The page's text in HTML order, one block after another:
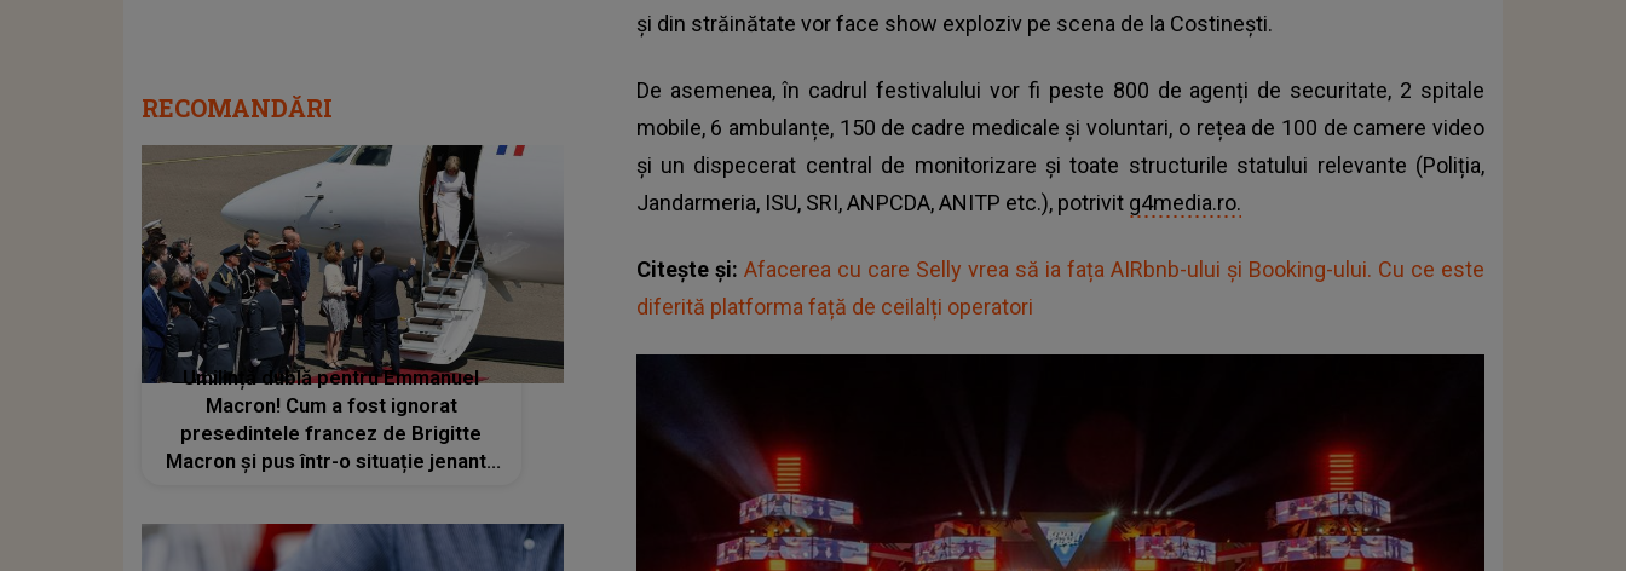
și din străinătate vor face show exploziv pe scena de la Costinești.
De asemenea, în cadrul festivalului vor fi peste 800 de agenți de securitate, 2 spitale
mobile, 6 ambulanțe, 150 de cadre medicale și voluntari, o rețea de 100 de camere video
și un dispecerat central de monitorizare și toate structurile statului relevante (Poliția,
Jandarmeria, ISU, SRI, ANPCDA, ANITP etc.), potrivit g4media.ro.
Citește și: Afacerea cu care Selly vrea să ia fața AIRbnb-ului și Booking-ului. Cu ce este
diferită platforma față de ceilalți operatori
RECOMANDĂRI
Umilință dublă pentru Emmanuel
Macron! Cum a fost ignorat
presedintele francez de Brigitte
Macron și pus într-o situație jenantă